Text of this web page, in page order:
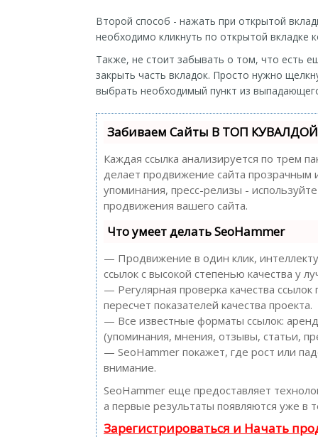
Второй способ - нажать при открытой
необходимо кликнуть по открытой вкладке
Также, не стоит забывать о том, что есть
закрыть часть вкладок. Просто нужно
выбрать необходимый пункт из
Забиваем Сайты В ТОП КУВАЛДОЙ
Каждая ссылка анализируется по трем
делает продвижение сайта прозрачным
упоминания, пресс-релизы -
продвижения вашего сайта.
Что умеет делать SeoHammer
— Продвижение в один клик,
ссылок с высокой степенью качества у
— Регулярная проверка качества
пересчет показателей качества проекта.
— Все известные форматы ссылок:
(упоминания, мнения, отзывы, статьи,
— SeoHammer покажет, где рост или
внимание.
SeoHammer еще предоставляет
а первые результаты появляются уже в
Зарегистрироваться и Начать